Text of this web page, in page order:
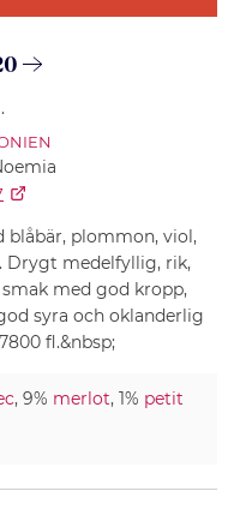
plommon, viol,
Drygt medelfyllig, rik,
med god kropp,
syra och oklanderlig
fl.&nbsp;
, 9% merlot, 1% petit